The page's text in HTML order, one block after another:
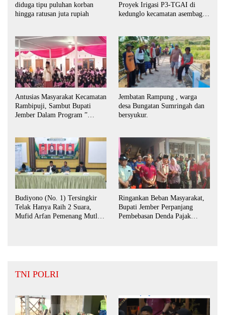
diduga tipu puluhan korban
hingga ratusan juta rupiah
Proyek Irigasi P3-TGAI di
kedunglo kecamatan asembagus
Antusias Masyarakat Kecamatan
Rambipuji, Sambut Bupati
Jember Dalam Program ”
Jembatan Rampung , warga
desa Bungatan Sumringah dan
bersyukur.
Budiyono (No. 1) Tersingkir
Telak Hanya Raih 2 Suara,
Mufid Arfan Pemenang Mutlak
Ringankan Beban Masyarakat,
Bupati Jember Perpanjang
Pembebasan Denda Pajak
TNI POLRI